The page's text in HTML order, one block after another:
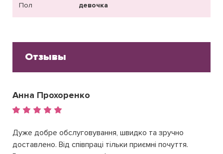
Пол девочка
Отзывы
Анна Прохоренко
Дуже добре обслуговування, швидко та зручно
доставлено. Від співпраці тільки приємні почуття.